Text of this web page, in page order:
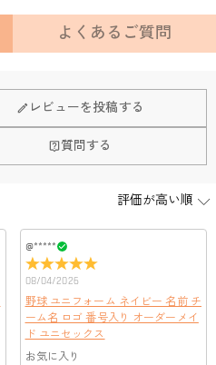
よくあるご質問
レビューを投稿する
質問する
@*****
08/04/2026
野球 ユニフォーム ネイビー 名前 チ
ーム名 ロゴ 番号入り オーダーメイ
ド ユニセックス
お気に入り